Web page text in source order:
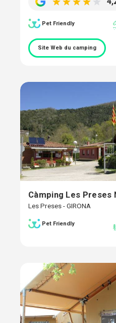
Pet Friendly
Site Web du camping
Càmping Les Preses
Les Preses - GIRONA
Pet Friendly